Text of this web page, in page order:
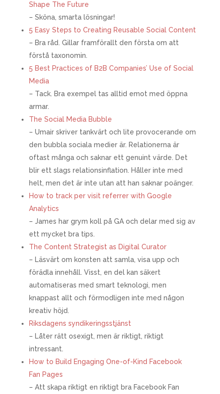
Shape The Future
– Sköna, smarta lösningar!
5 Easy Steps to Creating Reusable Social Content
– Bra råd. Gillar framförallt den första om att
förstå taxonomin.
5 Best Practices of B2B Companies’ Use of Social
Media
– Tack. Bra exempel tas alltid emot med öppna
armar.
The Social Media Bubble
– Umair skriver tankvärt och lite provocerande om
den bubbla sociala medier är. Relationerna är
oftast många och saknar ett genuint värde. Det
blir ett slags relationsinflation. Håller inte med
helt, men det är inte utan att han saknar poänger.
How to track per visit referrer with Google
Analytics
– James har grym koll på GA och delar med sig av
ett mycket bra tips.
The Content Strategist as Digital Curator
– Läsvärt om konsten att samla, visa upp och
förädla innehåll. Visst, en del kan säkert
automatiseras med smart teknologi, men
knappast allt och förmodligen inte med någon
kreativ höjd.
Riksdagens syndikeringsstjänst
– Låter rätt osexigt, men är riktigt, riktigt
intressant.
How to Build Engaging One-of-Kind Facebook
Fan Pages
– Att skapa riktigt en riktigt bra Facebook Fan